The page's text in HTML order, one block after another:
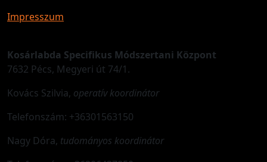
Impresszum
Kosárlabda Specifikus Módszertani Központ
7632 Pécs, Megyeri út 74/1.
Kovács Szilvia, operatív koordinátor
Telefonszám: +36301563150
Nagy Dóra, tudományos koordinátor